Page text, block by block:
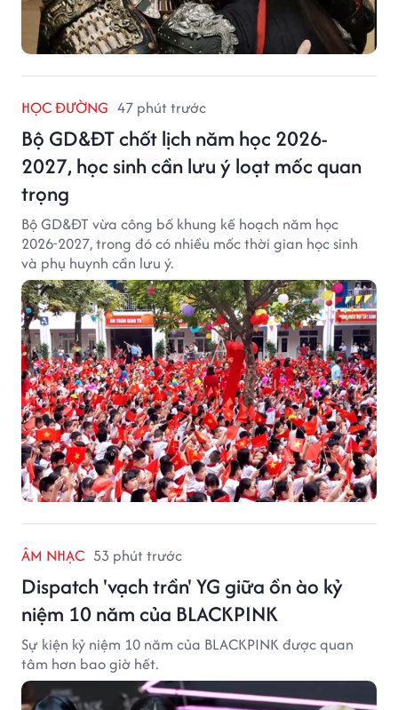
HỌC ĐƯỜNG 47 phút trước
Bộ GD&ĐT chốt lịch năm học 2026-
2027, học sinh cần lưu ý loạt mốc quan
trọng
Bộ GD&ĐT vừa công bố khung kế hoạch năm học
2026-2027, trong đó có nhiều mốc thời gian học sinh
và phụ huynh cần lưu ý.
ÂM NHẠC 53 phút trước
Dispatch 'vạch trần' YG giữa ồn ào kỷ
niệm 10 năm của BLACKPINK
Sự kiện kỷ niệm 10 năm của BLACKPINK được quan
tâm hơn bao giờ hết.